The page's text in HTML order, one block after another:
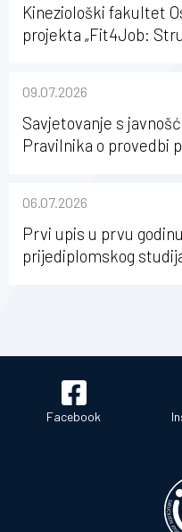
Kineziološki fakultet
projekta „Fit4Job:
09.07.2026
Savjetovanje s
Pravilnika o provedbi
Osijeku
06.07.2026
Prvi upis u prvu
prijediplomskog
Facebook